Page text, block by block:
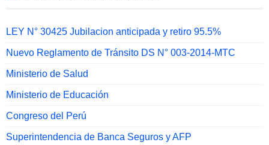
LEY N° 30425 Jubilacion anticipada y retiro 95.5%
Nuevo Reglamento de Tránsito DS N° 003-2014-MTC
Ministerio de Salud
Ministerio de Educación
Congreso del Perú
Superintendencia de Banca Seguros y AFP